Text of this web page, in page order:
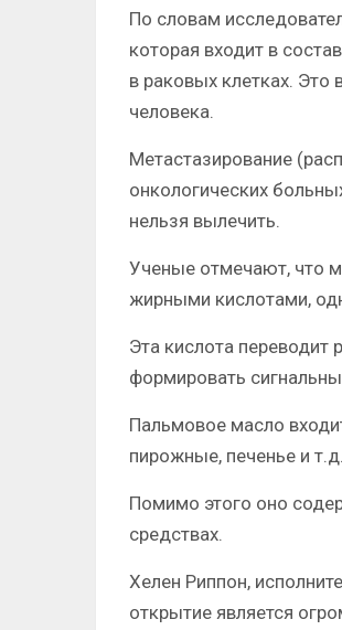
По словам
которая входит в
в раковых клетках. Это
человека.
Метастазирование
онкологических
нельзя вылечить.
Ученые отмечают, что
жирными кислотами,
Эта кислота переводит
формировать
Пальмовое масло
пирожные, печенье и т.д.
Помимо этого оно
средствах.
Хелен Риппон,
открытие является